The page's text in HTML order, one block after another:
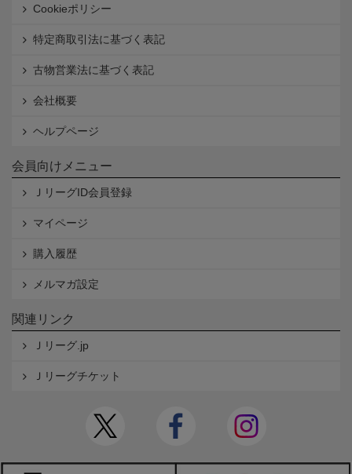
Cookieポリシー
特定商取引法に基づく表記
古物営業法に基づく表記
会社概要
ヘルプページ
会員向けメニュー
ＪリーグID会員登録
マイページ
購入履歴
メルマガ設定
関連リンク
Ｊリーグ.jp
Ｊリーグチケット